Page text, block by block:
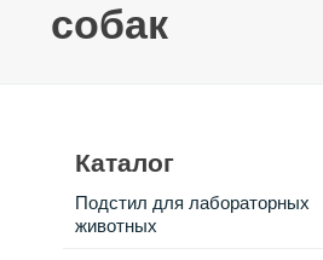
собак
Каталог
Подстил для лабораторных
животных